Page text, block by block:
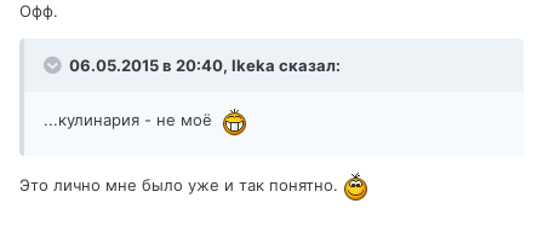
Офф.
06.05.2015 в 20:40, Ikeka сказал:
...кулинария - не моё
Это лично мне было уже и так понятно.